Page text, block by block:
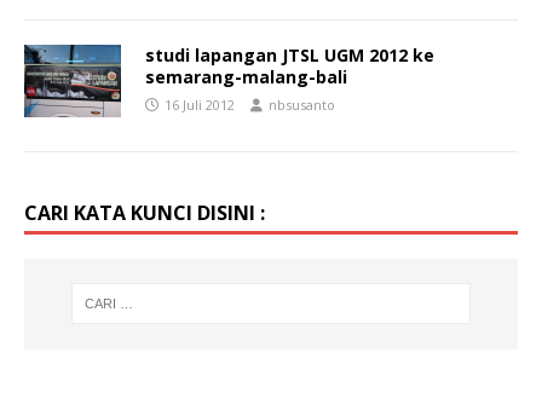
studi lapangan JTSL UGM 2012 ke
semarang-malang-bali
16 Juli 2012 nbsusanto
CARI KATA KUNCI DISINI :